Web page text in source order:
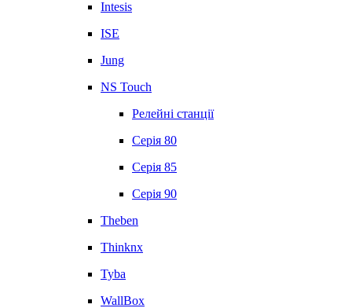
Intesis
ISE
Jung
NS Touch
Релейні станції
Серія 80
Серія 85
Серія 90
Theben
Thinknx
Tyba
WallBox